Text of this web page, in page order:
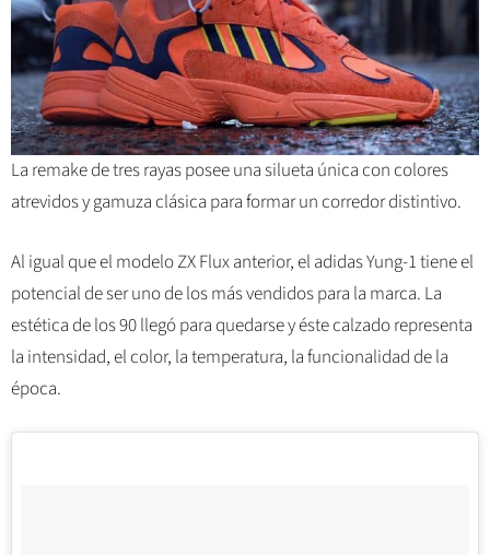
La remake de tres rayas posee una silueta única con colores
atrevidos y gamuza clásica para formar un corredor distintivo.
Al igual que el modelo ZX Flux anterior, el adidas Yung-1 tiene el
potencial de ser uno de los más vendidos para la marca. La
estética de los 90 llegó para quedarse y éste calzado representa
la intensidad, el color, la temperatura, la funcionalidad de la
época.